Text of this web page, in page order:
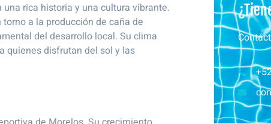
rica historia y una cultura vibrante.
a la producción de caña de
del desarrollo local. Su clima
quienes disfrutan del sol y las